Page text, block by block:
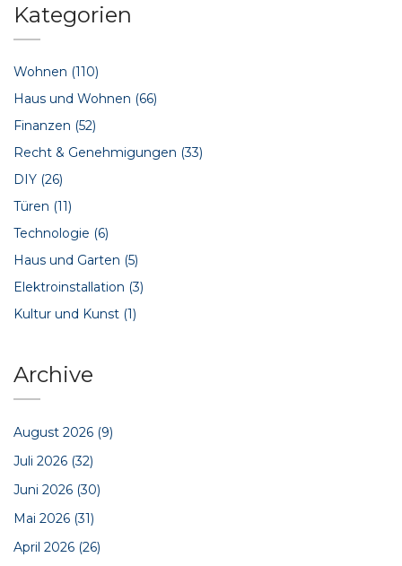
Kategorien
Wohnen (110)
Haus und Wohnen (66)
Finanzen (52)
Recht & Genehmigungen (33)
DIY (26)
Türen (11)
Technologie (6)
Haus und Garten (5)
Elektroinstallation (3)
Kultur und Kunst (1)
Archive
August 2026 (9)
Juli 2026 (32)
Juni 2026 (30)
Mai 2026 (31)
April 2026 (26)